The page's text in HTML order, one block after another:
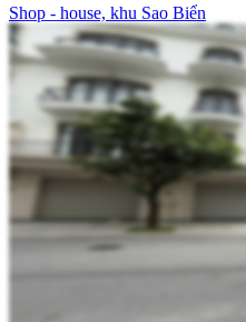
Shop - house, khu Sao Biển